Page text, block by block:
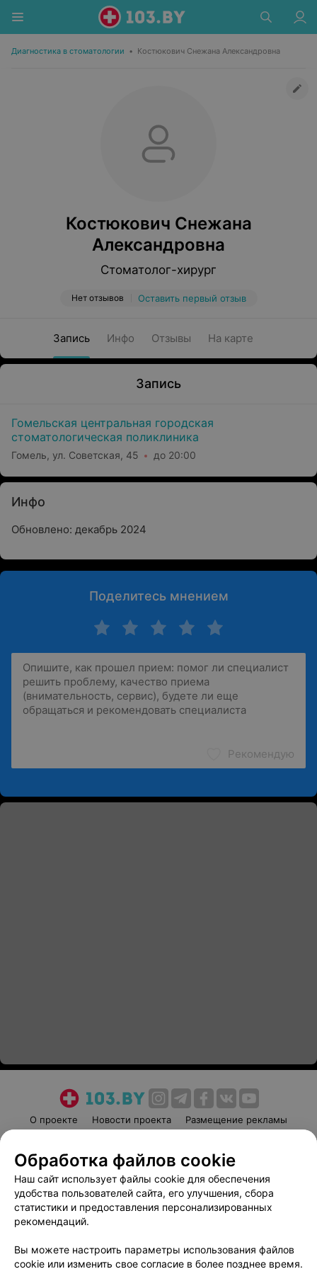
Диагностика в стоматологии • Костюкович Снежана Александровна
Костюкович Снежана
Александровна
Стоматолог-хирург
Нет отзывов Оставить первый отзыв
Запись Инфо Отзывы На карте
Запись
Гомельская центральная городская
стоматологическая поликлиника
Гомель, ул. Советская, 45 до 20:00
Инфо
Обновлено: декабрь 2024
Поделитесь мнением
Рекомендую
О проекте Новости проекта
Размещение рекламы
Пользовательское соглашение
Способы оплаты
Вакансии
Партнеры
Написать руководителю 103.by
Обработка персональных данных
Обработка файлов cookie
Наш сайт использует файлы cookie для обеспечения
удобства пользователей сайта, его улучшения, сбора
статистики и предоставления персонализированных
рекомендаций.
Вы можете настроить параметры использования файлов
cookie или изменить свое согласие в более позднее время.